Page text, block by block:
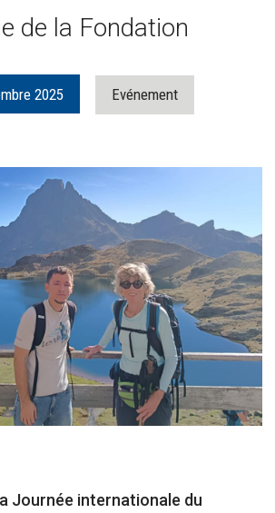
de la Fondation
2025 Evénement
Journée internationale du